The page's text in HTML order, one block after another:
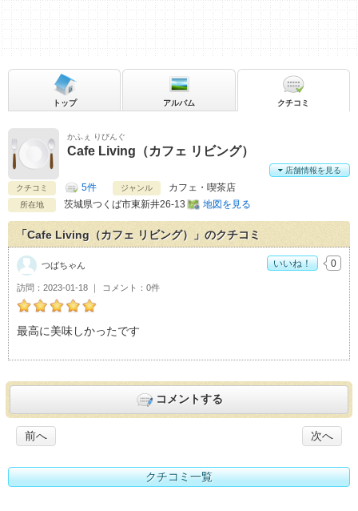
かふぇ りびんぐ
Cafe Living（カフェ リビング）
クチコミ 5件 ジャンル カフェ・喫茶店
所在地 茨城県つくば市東新井26-13 地図を見る
店舗情報を見る
トップ アルバム クチコミ
「Cafe Living（カフェ リビング）」のクチコミ
つばちゃんのCafe Living（カフェ リビング）おすすめ度：
最高に美味しかったです
訪問 2023-01-18 コメント 0件
つばちゃん いいね！ 0
コメントする
前へ 次へ
クチコミ一覧